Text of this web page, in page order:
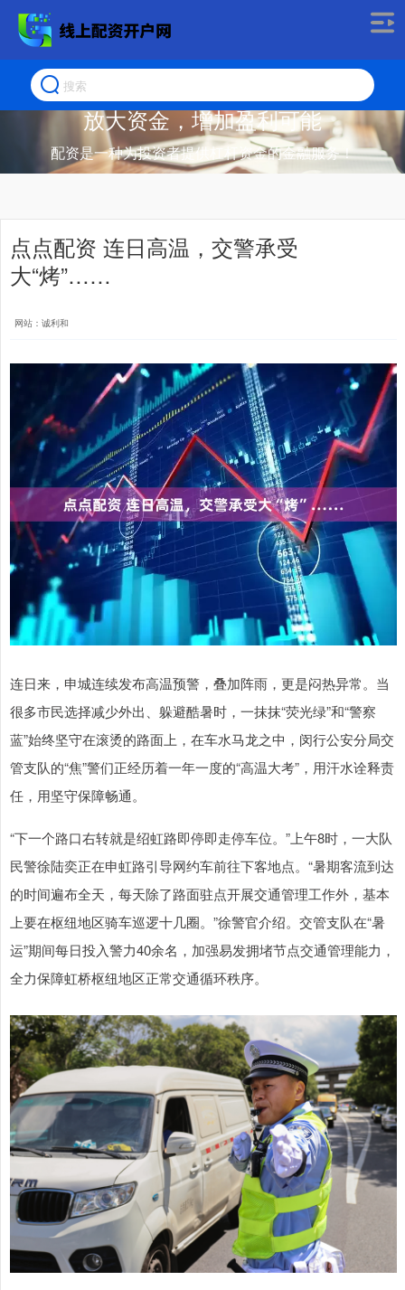
放大资金，增加盈利可能
配资是一种为投资者提供杠杆资金的金融服务！
点点配资 连日高温，交警承受
大“烤”……
网站：诚利和
连日来，申城连续发布高温预警，叠加阵雨，更是闷热异常。当
很多市民选择减少外出、躲避酷暑时，一抹抹“荧光绿”和“警察
蓝”始终坚守在滚烫的路面上，在车水马龙之中，闵行公安分局交
管支队的“焦”警们正经历着一年一度的“高温大考”，用汗水诠释责
任，用坚守保障畅通。
“下一个路口右转就是绍虹路即停即走停车位。”上午8时，一大队
民警徐陆奕正在申虹路引导网约车前往下客地点。“暑期客流到达
的时间遍布全天，每天除了路面驻点开展交通管理工作外，基本
上要在枢纽地区骑车巡逻十几圈。”徐警官介绍。交管支队在“暑
运”期间每日投入警力40余名，加强易发拥堵节点交通管理能力，
全力保障虹桥枢纽地区正常交通循环秩序。